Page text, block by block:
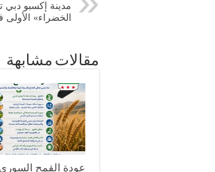
مدينة إكسبو دبي
الخضراء» الأولى
مقالات مشابهة
عودة القمح السوري 2026